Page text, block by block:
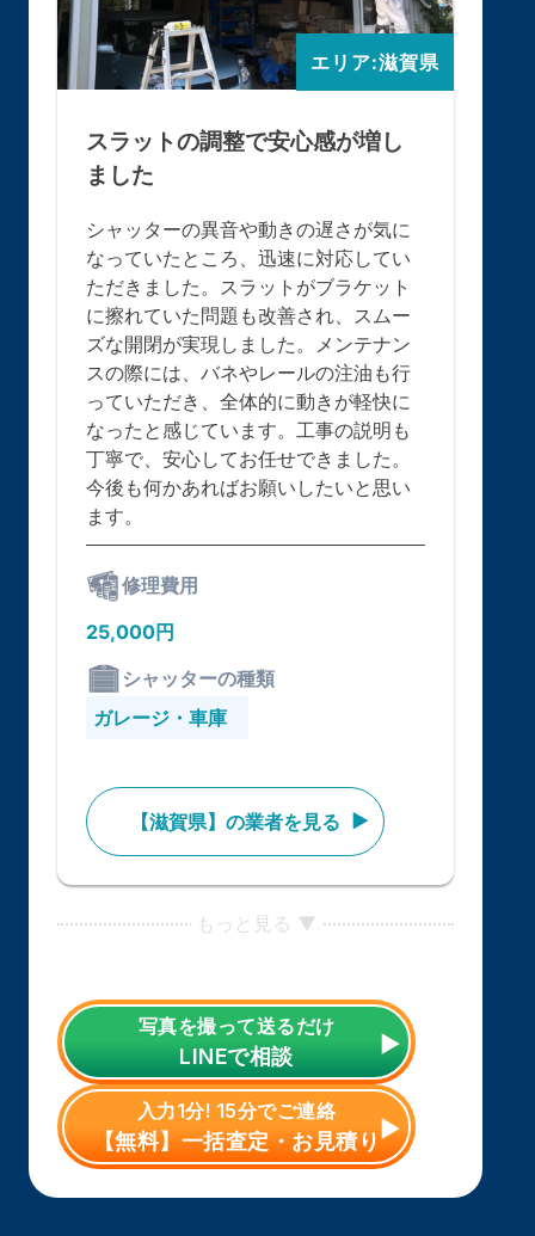
エリア:滋賀県
スラットの調整で安心感が増し
ました
シャッターの異音や動きの遅さが気に
なっていたところ、迅速に対応してい
ただきました。スラットがブラケット
に擦れていた問題も改善され、スムー
ズな開閉が実現しました。メンテナン
スの際には、バネやレールの注油も行
っていただき、全体的に動きが軽快に
なったと感じています。工事の説明も
丁寧で、安心してお任せできました。
今後も何かあればお願いしたいと思い
ます。
修理費用
25,000円
シャッターの種類
ガレージ・車庫
【滋賀県】の業者を見る
もっと見る ▼
写真を撮って送るだけ
LINEで相談
入力1分! 15分でご連絡
【無料】一括査定・お見積り